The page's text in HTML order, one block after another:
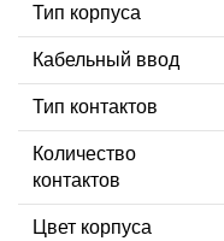
Тип корпуса
Кабельный ввод
Тип контактов
Количество
контактов
Цвет корпуса